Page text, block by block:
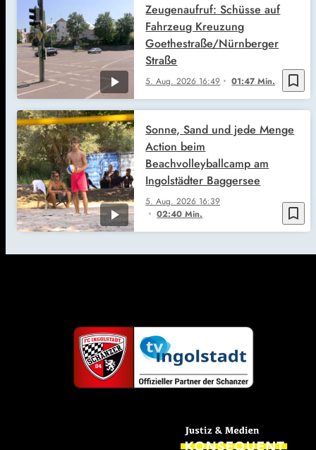
bookmark_border
5. Aug. 2026 16:49 01:47 Min.
Zeugenaufruf: Schüsse auf
Fahrzeug Kreuzung
Goethestraße/Nürnberger
Straße
bookmark_border
5. Aug. 2026 16:39
02:40 Min.
Sonne, Sand und jede Menge
Action beim
Beachvolleyballcamp am
Ingolstädter Baggersee